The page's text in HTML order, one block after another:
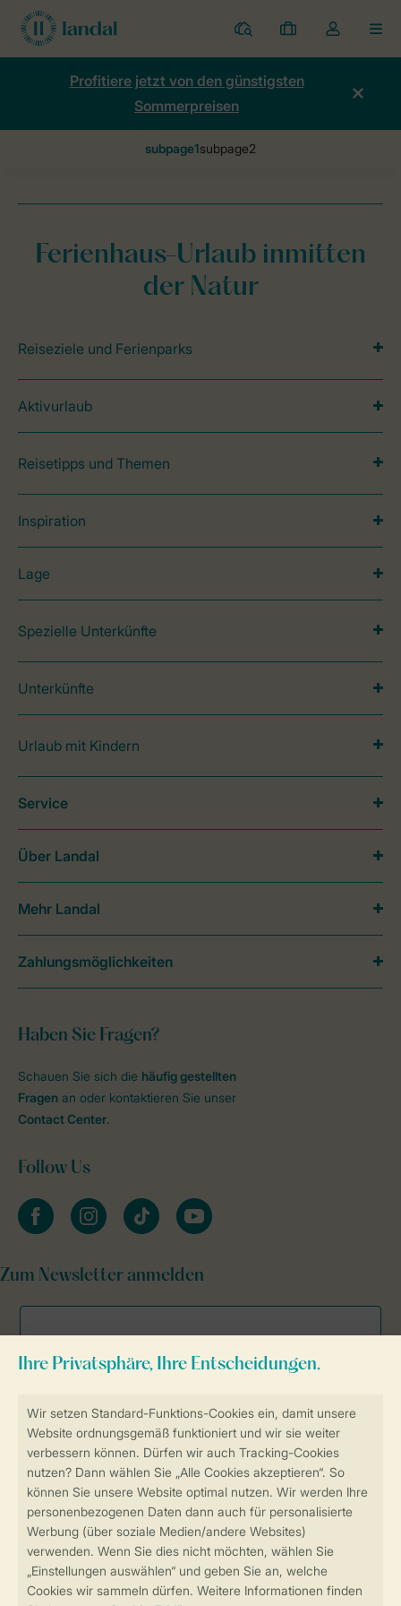
Ferienparks
Meine
Buchungen
Dropdown-
Menü
Kontos
Profitiere jetzt von den günstigsten
Sommerpreisen
Sicherstellung Deiner Privatsphäre
Weitere Informationen und Einstellungen
Sicher und schnell zur Online-Buchung
Sichere Datenübertragung
Sicheres Bezahlen
Ferienhaus-Urlaub inmitten
der Natur
Reiseziele und Ferienparks
Aktivurlaub
Reisetipps und Themen
Inspiration
Lage
Spezielle Unterkünfte
Unterkünfte
Urlaub mit Kindern
Haben Sie Fragen?
Schauen Sie sich die häufig gestellten
Fragen an oder kontaktieren Sie unser
Contact Center.
Follow Us
facebookinstagramtiktok youtube
Zum Newsletter anmelden
Service
Über Landal
Mehr Landal
Zahlungsmöglichkeiten